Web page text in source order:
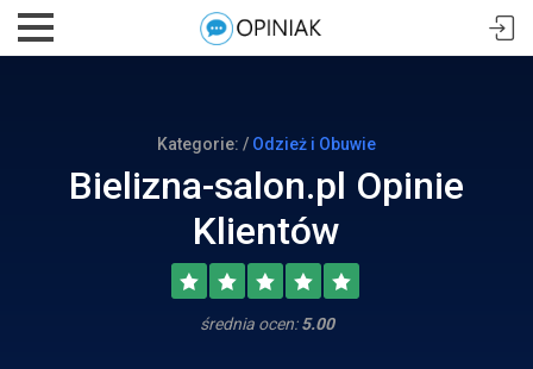
Kategorie: / Odzież i Obuwie
Bielizna-salon.pl Opinie
Klientów
średnia ocen:5.00